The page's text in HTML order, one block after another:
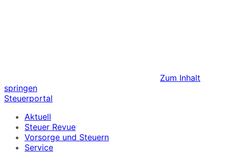
Zum Inhalt
springen
Steuerportal
Aktuell
Steuer Revue
Vorsorge und Steuern
Service